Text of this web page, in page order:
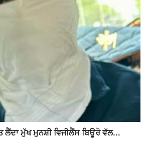
ਮੁੱਖ ਮੁਨਸ਼ੀ ਵਿਜੀਲੈਂਸ ਬਿਊਰੋ ਵੱਲ...